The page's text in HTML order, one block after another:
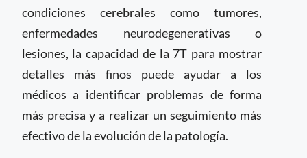
condiciones cerebrales como tumores,
enfermedades neurodegenerativas o
lesiones, la capacidad de la 7T para mostrar
detalles más finos puede ayudar a los
médicos a identificar problemas de forma
más precisa y a realizar un seguimiento más
efectivo de la evolución de la patología.